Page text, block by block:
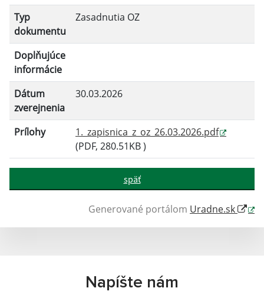
Typ
dokumentu
Zasadnutia OZ
Doplňujúce
informácie
Dátum
zverejnenia
30.03.2026
Prílohy
1._zapisnica_z_oz_26.03.2026.pdf
(PDF, 280.51KB )
späť
Generované portálom Uradne.sk
Napíšte nám